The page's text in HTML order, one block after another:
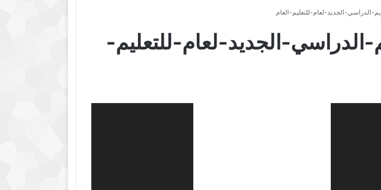
الدراسي-الجديد-لعام-للتعليم-العام
الدراسي-الجديد-لعام-للتعليم-